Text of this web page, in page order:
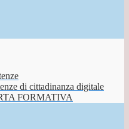
di cittadinanza digitale
FORMATIVA